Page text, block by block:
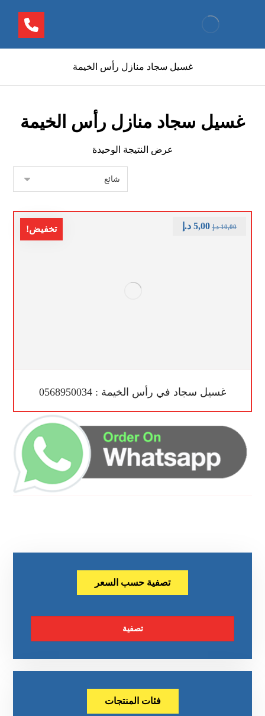
غسيل سجاد منازل رأس الخيمة
غسيل سجاد منازل رأس الخيمة
عرض النتيجة الوحيدة
تخفيض!
غسيل سجاد في رأس الخيمة : 0568950034
10,00 د.إ 5,00 د.إ
تصفية حسب السعر
تصفية
فئات المنتجات